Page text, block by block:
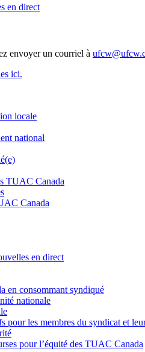
en direct
envoyer un courriel à
ici.
locale
national
TUAC Canada
Canada
en direct
en consommant syndiqué
nationale
pour les membres du syndicat et
pour l’équité des TUAC Canada